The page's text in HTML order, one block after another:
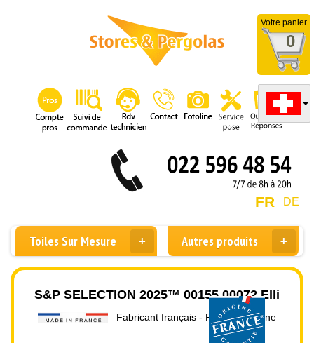
Votre panier
0
DE
FR
Toiles Sur Mesure Autres produits
S&P SELECTION 2025™ 00155 00072 Elli
Fabricant français - Prix direct usine